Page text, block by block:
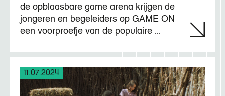
de opblaasbare game arena krijgen de
jongeren en begeleiders op GAME ON
een voorproefje van de populaire ...
11.07.2024